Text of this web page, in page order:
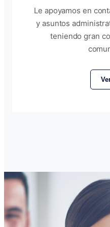
Le apoyamos en
y asuntos
teniendo gran